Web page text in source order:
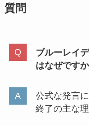
質問
ブルーレイ
はなぜです
公式な発言
終了の主な理